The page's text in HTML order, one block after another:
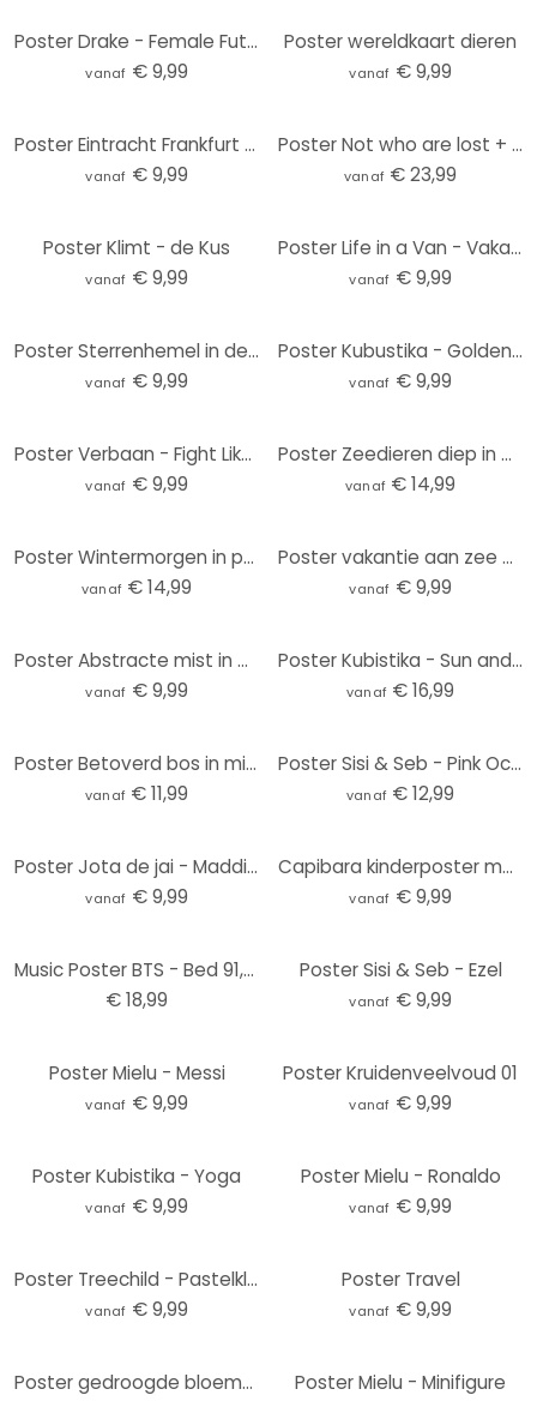
Poster Drake - Female Future
vanaf € 9,99
Poster wereldkaart dieren
vanaf € 9,99
Poster Eintracht Frankfurt - Stadion Tribune
vanaf € 9,99
Poster Not who are lost + punten stickers
vanaf € 23,99
Poster Klimt - de Kus
vanaf € 9,99
Poster Life in a Van - Vakantie aan zee - Rivers
vanaf € 9,99
Poster Sterrenhemel in de winter - SpaceFrog Designs
vanaf € 9,99
Poster Kubustika - Golden Branch
vanaf € 9,99
Poster Verbaan - Fight Like a Girl
vanaf € 9,99
Poster Zeedieren diep in de oceaan - Oliver Robins
vanaf € 14,99
Poster Wintermorgen in perzikkleur - Kubistika
vanaf € 14,99
Poster vakantie aan zee met duinzicht - Rivers
vanaf € 9,99
Poster Abstracte mist in gouden licht - Schmucker
vanaf € 9,99
Poster Kubistika - Sun and Moon
vanaf € 16,99
Poster Betoverd bos in middernachtblauw - DigitalArtsi - Rond
vanaf € 11,99
Poster Sisi & Seb - Pink Ocean
vanaf € 12,99
Poster Jota de jai - Maddies Mood
vanaf € 9,99
Capibara kinderposter met liefdeshart
vanaf € 9,99
Music Poster BTS - Bed 91,5x61 cm
€ 18,99
Poster Sisi & Seb - Ezel
vanaf € 9,99
Poster Mielu - Messi
vanaf € 9,99
Poster Kruidenveelvoud 01
vanaf € 9,99
Poster Kubistika - Yoga
vanaf € 9,99
Poster Mielu - Ronaldo
vanaf € 9,99
Poster Treechild - Pastelkleurige grassen
vanaf € 9,99
Poster Travel
vanaf € 9,99
Poster gedroogde bloemen - elegantie van vergankelijkheid - Treechild Poster Mielu - Minifigure